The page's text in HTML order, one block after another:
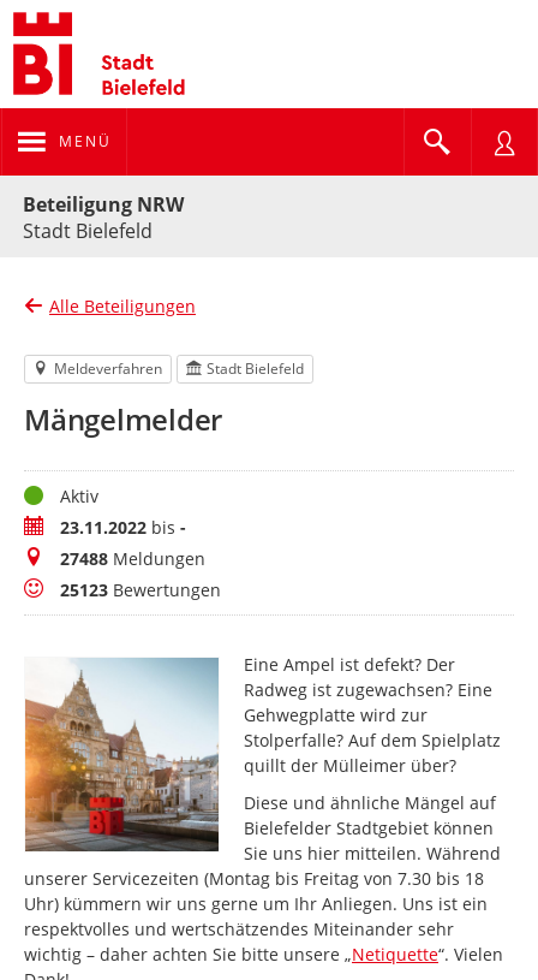
MENÜ
Beteiligung NRW
Stadt Bielefeld
Alle Beteiligungen
Meldeverfahren Stadt Bielefeld
Mängelmelder
StatusAktiv
Zeitraum23.11.2022 bis -
Meldungen
27488 Meldungen
Bewertungen
25123 Bewertungen
Eine Ampel ist defekt? Der
Radweg ist zugewachsen? Eine
Gehwegplatte wird zur
Stolperfalle? Auf dem Spielplatz
quillt der Mülleimer über?
Diese und ähnliche Mängel auf
Bielefelder Stadtgebiet können
Sie uns hier mitteilen. Während
unserer Servicezeiten (Montag bis Freitag von 7.30 bis 18
Uhr) kümmern wir uns gerne um Ihr Anliegen. Uns ist ein
respektvolles und wertschätzendes Miteinander sehr
wichtig – daher achten Sie bitte unsere „Netiquette“. Vielen